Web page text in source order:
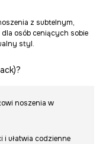
z subtelnym,
osób ceniących sobie
styl.
noszenia w
i ułatwia codzienne